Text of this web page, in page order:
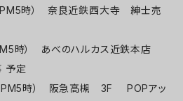
PM5時） 奈良近鉄西大寺 紳士売
時） あべのハルカス近鉄本店
予定
火PM5時） 阪急高槻 3F POPアッ